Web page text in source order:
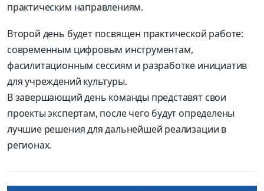
практическим направлениям.
Второй день будет посвящен практической работе:
современным цифровым инструментам,
фасилитационным сессиям и разработке инициатив
для учреждений культуры.
В завершающий день команды представят свои
проекты экспертам, после чего будут определены
лучшие решения для дальнейшей реализации в
регионах.